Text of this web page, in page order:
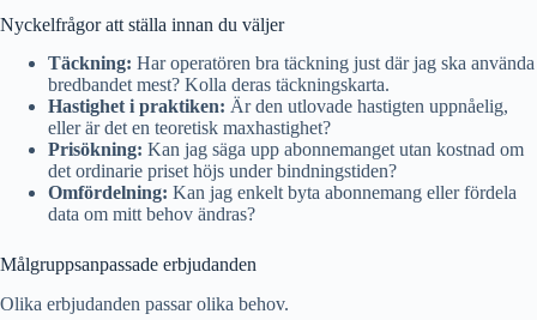
Nyckelfrågor att ställa innan du väljer
Täckning: Har operatören bra täckning just där jag ska använda
bredbandet mest? Kolla deras täckningskarta.
Hastighet i praktiken: Är den utlovade hastigten uppnåelig,
eller är det en teoretisk maxhastighet?
Prisökning: Kan jag säga upp abonnemanget utan kostnad om
det ordinarie priset höjs under bindningstiden?
Omfördelning: Kan jag enkelt byta abonnemang eller fördela
data om mitt behov ändras?
Målgruppsanpassade erbjudanden
Olika erbjudanden passar olika behov.